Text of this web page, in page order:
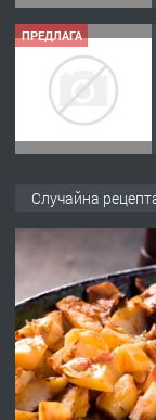
ПРЕДЛАГА
ПРЕДЛАГА
Случайна